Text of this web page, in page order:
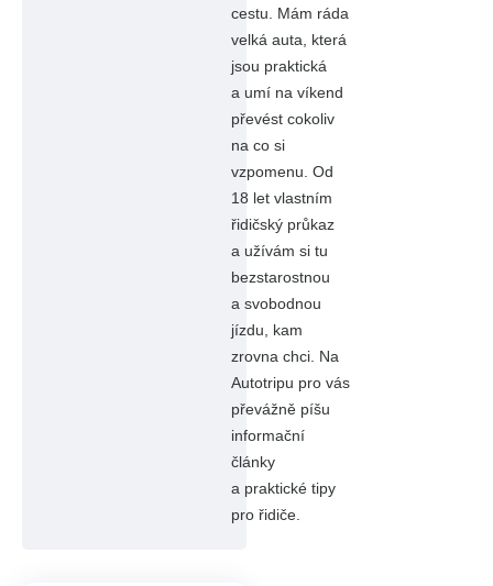
cestu. Mám ráda
velká auta, která
jsou praktická
a umí na víkend
převést cokoliv
na co si
vzpomenu. Od
18 let vlastním
řidičský průkaz
a užívám si tu
bezstarostnou
a svobodnou
jízdu, kam
zrovna chci. Na
Autotripu pro vás
převážně píšu
informační
články
a praktické tipy
pro řidiče.